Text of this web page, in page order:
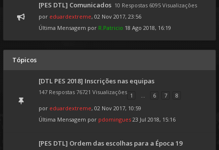
[PES DTL] Comunicados 10 Respostas 6095 Visualizações
por eduardextreme, 02 Nov 2017, 23:56
Última Mensagem por R.Patricio 18 Ago 2018, 16:19
Tópicos
[DTL PES 2018] Inscrições nas equipas
147 Respostas 76721 Visualizações 1 ... 6 7
8
por eduardextreme, 02 Nov 2017, 10:59
Última Mensagem por pdomingues 23 Jul 2018, 15:16
[PES DTL] Ordem das escolhas para a Época 19